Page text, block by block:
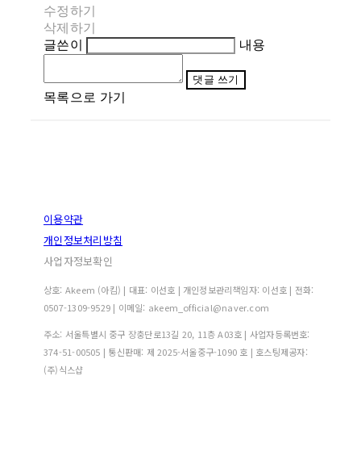
수정하기
삭제하기
글쓴이
내용
댓글 쓰기
목록으로 가기
이용약관
개인정보처리방침
사업자정보확인
상호: Akeem (아킴) | 대표: 이선호 | 개인정보관리책임자: 이선호 | 전화:
0507-1309-9529 | 이메일: akeem_official@naver.com
주소: 서울특별시 중구 장충단로13길 20, 11층 A03호 | 사업자등록번호:
374-51-00505 | 통신판매: 제 2025-서울중구-1090 호 | 호스팅제공자:
(주)식스샵